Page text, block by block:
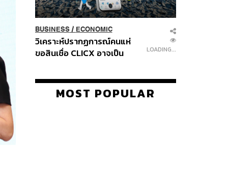
BUSINESS/ ECONOMIC
วิเคราะห์ปรากฏการณ์คนแห่
ขอสินเชื่อ CLICX อาจเป็น
ปัญหาหนี้ครัวเรือนไทยที่ถูกซุก
LOADING...
MOST POPULAR